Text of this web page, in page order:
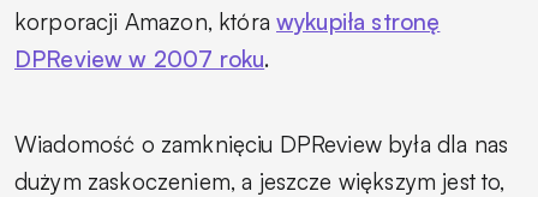
korporacji Amazon, którawykupiła stronę
DPReview w 2007 roku.
Wiadomość o zamknięciu DPReview była dla nas
dużym zaskoczeniem, a jeszcze większym jest to,